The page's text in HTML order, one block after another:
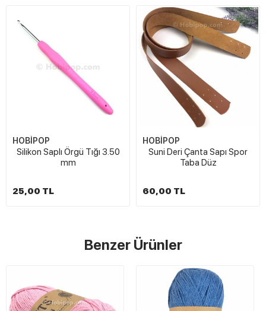
HOBİPOP
Silikon Saplı Örgü Tığı 3.50
mm
25,00 TL
HOBİPOP
Suni Deri Çanta Sapı Spor
Taba Düz
60,00 TL
Benzer Ürünler